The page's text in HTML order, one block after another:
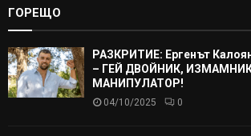
ГОРЕЩО
РАЗКРИТИЕ: Ергенът
– ГЕЙ ДВОЙНИК,
МАНИПУЛАТОР!
04/10/2025 0